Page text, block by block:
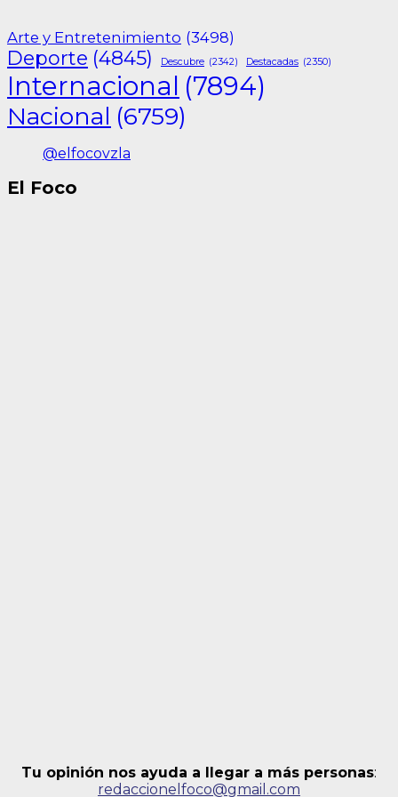
Arte y Entretenimiento (3498)
Deporte (4845) Descubre (2342) Destacadas (2350)
Internacional (7894)
Nacional (6759)
@elfocovzla
El Foco
Tu opinión nos ayuda a llegar a más personas:
redaccionelfoco@gmail.com